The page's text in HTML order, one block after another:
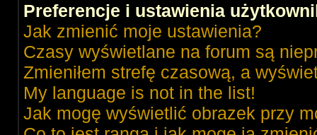
Preferencje i ustawienia
Jak zmienić moje ustawienia?
Czasy wyświetlane na forum są
Zmieniłem strefę czasową, a
My language is not in the list!
Jak mogę wyświetlić obrazek przy